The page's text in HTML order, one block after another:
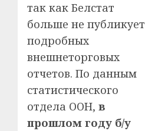
так как Белстат
больше не публикует
подробных
внешнеторговых
отчетов. По данным
статистического
отдела ООН, в
прошлом году б/у